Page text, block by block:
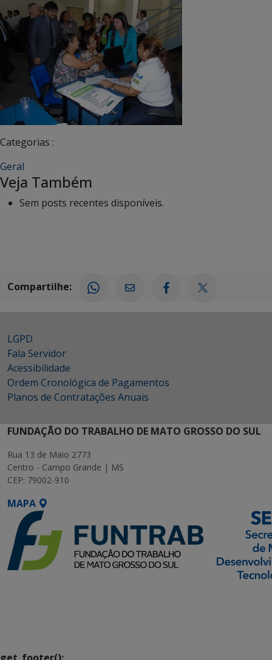
Categorias :
Geral
Veja Também
Sem posts recentes disponíveis.
Compartilhe:
LGPD
Fala Servidor
Acessibilidade
Ordem Cronológica de Pagamentos
Planos de Contratações Anuais
FUNDAÇÃO DO TRABALHO DE MATO GROSSO DO SUL
Rua 13 de Maio 2773
Centro - Campo Grande | MS
CEP: 79002-910
MAPA